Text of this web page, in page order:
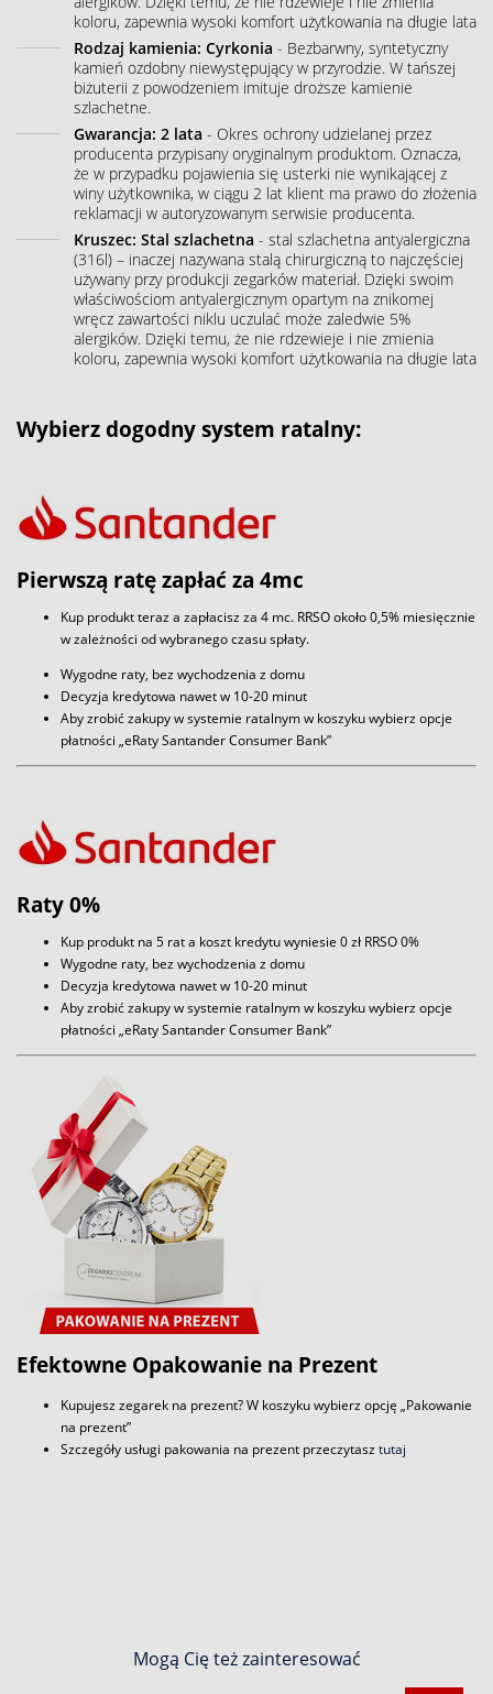
koloru, zapewnia wysoki komfort użytkowania na długie lata
Rodzaj kamienia: Cyrkonia - Bezbarwny, syntetyczny
kamień ozdobny niewystępujący w przyrodzie. W tańszej
biżuterii z powodzeniem imituje droższe kamienie
szlachetne.
Gwarancja: 2 lata - Okres ochrony udzielanej przez
producenta przypisany oryginalnym produktom. Oznacza,
że w przypadku pojawienia się usterki nie wynikającej z
winy użytkownika, w ciągu 2 lat klient ma prawo do złożenia
reklamacji w autoryzowanym serwisie producenta.
Kruszec: Stal szlachetna - stal szlachetna antyalergiczna
(316l) – inaczej nazywana stalą chirurgiczną to najczęściej
używany przy produkcji zegarków materiał. Dzięki swoim
właściwościom antyalergicznym opartym na znikomej
wręcz zawartości niklu uczulać może zaledwie 5%
alergików. Dzięki temu, że nie rdzewieje i nie zmienia
koloru, zapewnia wysoki komfort użytkowania na długie lata
Wybierz dogodny system ratalny:
Pierwszą ratę zapłać za 4mc
Kup produkt teraz a zapłacisz za 4 mc. RRSO około 0,5% miesięcznie
w zależności od wybranego czasu spłaty.
Wygodne raty, bez wychodzenia z domu
Decyzja kredytowa nawet w 10-20 minut
Aby zrobić zakupy w systemie ratalnym w koszyku wybierz opcje
płatności „eRaty Santander Consumer Bank”
Raty 0%
Kup produkt na 5 rat a koszt kredytu wyniesie 0 zł RRSO 0%
Wygodne raty, bez wychodzenia z domu
Decyzja kredytowa nawet w 10-20 minut
Aby zrobić zakupy w systemie ratalnym w koszyku wybierz opcje
płatności „eRaty Santander Consumer Bank”
Efektowne Opakowanie na Prezent
Kupujesz zegarek na prezent? W koszyku wybierz opcję „Pakowanie
na prezent”
Szczegóły usługi pakowania na prezent przeczytasztutaj
Mogą Cię też zainteresować